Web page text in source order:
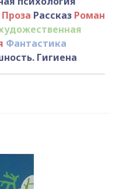
Проза Рассказ Роман
Фантастика
Гигиена